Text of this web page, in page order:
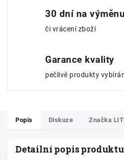
30 dní na výměnu
či vrácení zboží
Garance kvality
pečlivě produkty
Popis Diskuze Značka
Detailní popis produktu